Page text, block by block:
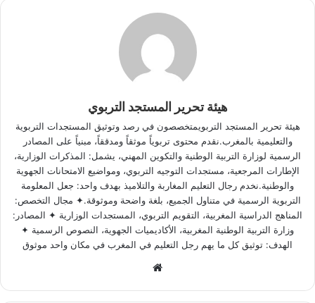
هيئة تحرير المستجد التربوي
هيئة تحرير المستجد التربويمتخصصون في رصد وتوثيق المستجدات التربوية
والتعليمية بالمغرب.نقدم محتوى تربوياً موثقاً ومدققاً، مبنياً على المصادر
الرسمية لوزارة التربية الوطنية والتكوين المهني، يشمل: المذكرات الوزارية،
الإطارات المرجعية، مستجدات التوجيه التربوي، ومواضيع الامتحانات الجهوية
والوطنية.نخدم رجال التعليم المغاربة والتلاميذ بهدف واحد: جعل المعلومة
التربوية الرسمية في متناول الجميع، بلغة واضحة وموثوقة.✦ مجال التخصص:
المناهج الدراسية المغربية، التقويم التربوي، المستجدات الوزارية ✦ المصادر:
وزارة التربية الوطنية المغربية، الأكاديميات الجهوية، النصوص الرسمية ✦
الهدف: توثيق كل ما يهم رجل التعليم في المغرب في مكان واحد موثوق